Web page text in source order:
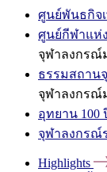
ศูนย์พันธกิจ
ศูนย์กีฬาแห่
จุฬาลงกรณ์
ธรรมสถาน
จุฬาลงกรณ์
อุทยาน 100
จุฬาลงกรณ์
Highlights